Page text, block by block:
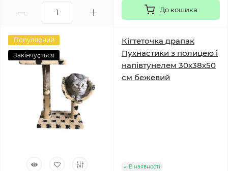
До кошика
Популярний
Закінчується
Кігтеточка драпак
Пухнастики з полицею і
напівтунелем 30х38х50
см бежевий
В наявності